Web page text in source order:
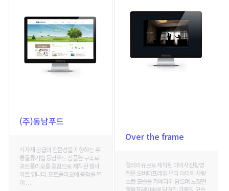
Over the frame
갤러리큐브로 제작된 아이사진촬영
전문 오버더프레임 우리 아이의 사랑
스런 모습을 카메라에 담으며 느꼈던
행복프레임속에 담겨진 가족의 모습
(주)동남푸드
식자재 공급의 전문성을 지향하는 유
통물류기업 동남푸드 심플한 구조로
포트폴리오를 중점으로 제작된 웹사
이트 입니다. 포트폴리오에 중점을 두
어 . . .